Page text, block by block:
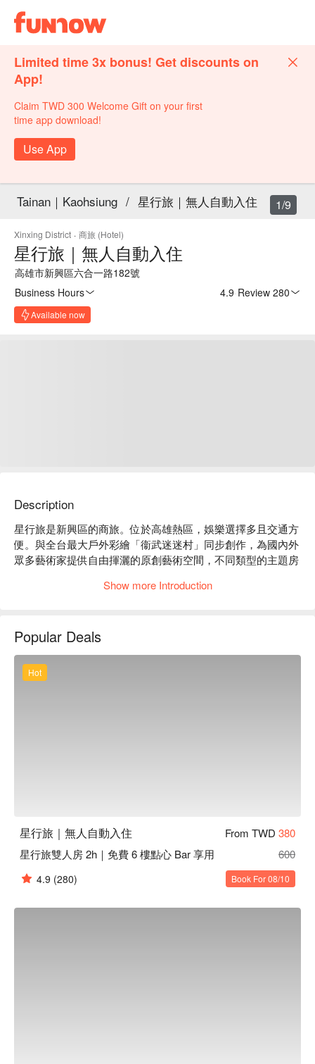
Limited time 3x bonus! Get discounts on
App!
Claim TWD 300 Welcome Gift on your first
time app download!
Use App
Tainan｜Kaohsiung / 星行旅｜無人自動入住
Xinxing District · 商旅 (Hotel)
星行旅｜無人自動入住
高雄市新興區六合一路182號
Business Hours
4.9 Review 280
Available now
1/9
Description
星行旅是新興區的商旅。位於高雄熱區，娛樂選擇多且交通方
便。與全台最大戶外彩繪「衞武迷迷村」同步創作，為國內外
眾多藝術家提供自由揮灑的原創藝術空間，不同類型的主題房
星行旅評價：Google 4.7 星
星行旅優惠、星行旅住宿方案、星行旅休息方案立刻查看⬇︎
Show more Introduction
Popular Deals
Hot
星行旅｜無人自動入住 From TWD 380
星行旅雙人房 2h｜免費 6 樓點心 Bar 享用
600
4.9 (280) Book For 08/10